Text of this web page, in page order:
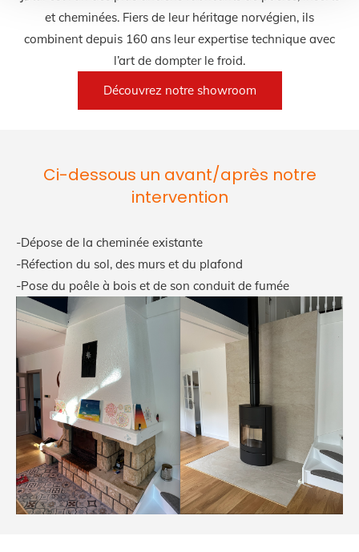
et cheminées. Fiers de leur héritage norvégien, ils
combinent depuis 160 ans leur expertise technique avec
l’art de dompter le froid.
Découvrez notre showroom
Ci-dessous un avant/après notre
intervention
-Dépose de la cheminée existante
-Réfection du sol, des murs et du plafond
-Pose du poêle à bois et de son conduit de fumée